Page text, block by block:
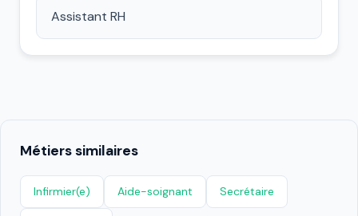
Assistant RH
Métiers similaires
Infirmier(e) Aide-soignant Secrétaire